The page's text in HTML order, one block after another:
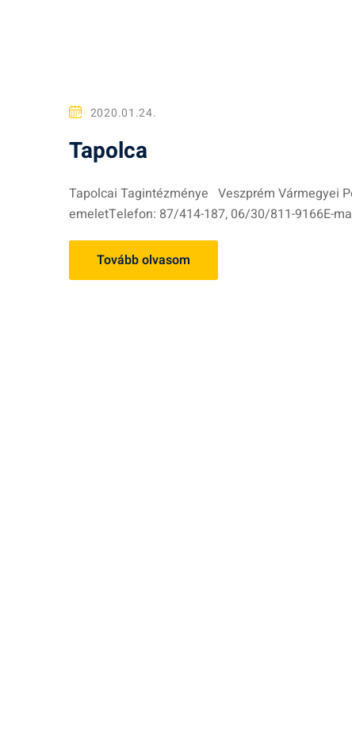
2020.01.24.
Tapolca
Tapolcai Tagintézménye Veszprém Vármegyei
emeletTelefon: 87/414-187, 06/30/811-9166E-
Tovább olvasom